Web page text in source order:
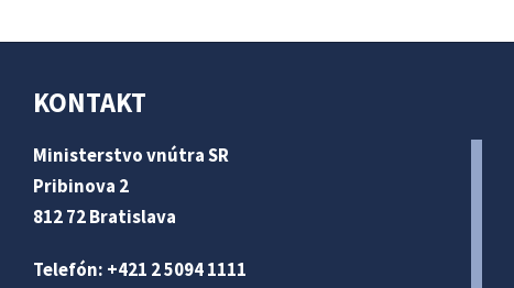
KONTAKT
Ministerstvo vnútra SR
Pribinova 2
812 72 Bratislava
Telefón: +421 2 5094 1111